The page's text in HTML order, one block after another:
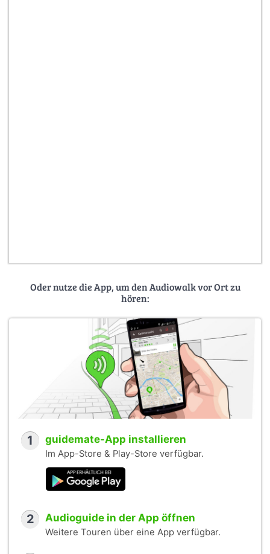
Oder nutze die App, um den Audiowalk vor Ort zu
hören:
1 guidemate-App installieren
Im App-Store & Play-Store verfügbar.
2 Audioguide in der App öffnen
Weitere Touren über eine App verfügbar.